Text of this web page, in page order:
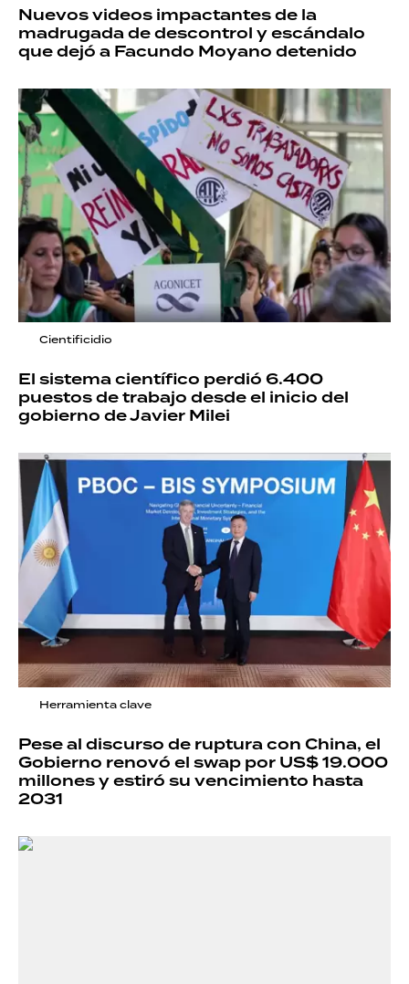
Nuevos videos impactantes de la
madrugada de descontrol y escándalo
que dejó a Facundo Moyano detenido
Cientificidio
El sistema científico perdió 6.400
puestos de trabajo desde el inicio del
gobierno de Javier Milei
Herramienta clave
Pese al discurso de ruptura con China, el
Gobierno renovó el swap por US$ 19.000
millones y estiró su vencimiento hasta
2031